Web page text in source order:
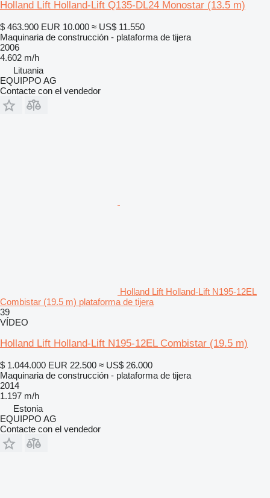
Holland Lift Holland-Lift Q135-DL24 Monostar (13.5 m)
$ 463.900 EUR 10.000 ≈ US$ 11.550
Maquinaria de construcción - plataforma de tijera
2006
4.602 m/h
Lituania
EQUIPPO AG
Contacte con el vendedor
Holland Lift Holland-Lift N195-12EL
Combistar (19.5 m) plataforma de tijera
39
VÍDEO
Holland Lift Holland-Lift N195-12EL Combistar (19.5 m)
$ 1.044.000 EUR 22.500 ≈ US$ 26.000
Maquinaria de construcción - plataforma de tijera
2014
1.197 m/h
Estonia
EQUIPPO AG
Contacte con el vendedor